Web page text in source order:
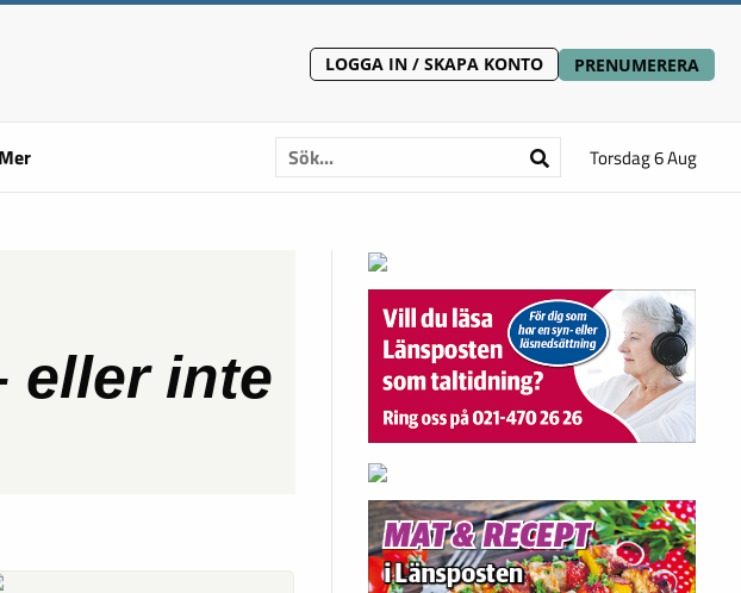
LOGGA IN / SKAPA KONTO PRENUMERERA
Mer Torsdag 6 Aug
eller inte